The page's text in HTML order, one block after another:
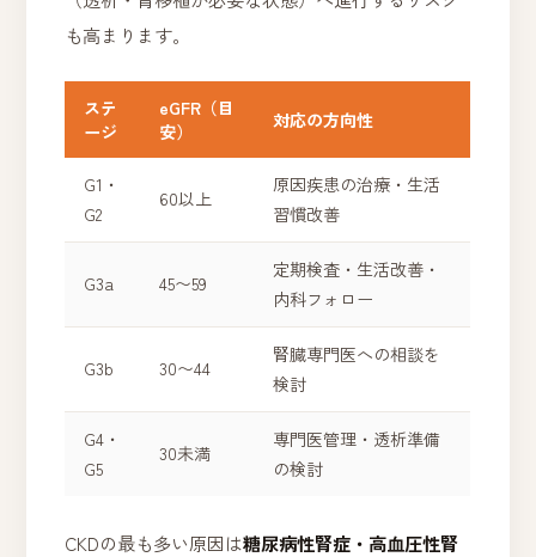
も高まります。
ステ
ージ
eGFR（目
安）
対応の方向性
G1・
G2
60以上
原因疾患の治療・生活
習慣改善
G3a 45〜59
定期検査・生活改善・
内科フォロー
G3b 30〜44
腎臓専門医への相談を
検討
G4・
G5
30未満
専門医管理・透析準備
の検討
CKDの最も多い原因は糖尿病性腎症・高血圧性腎